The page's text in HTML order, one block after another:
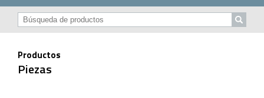
Productos
Piezas